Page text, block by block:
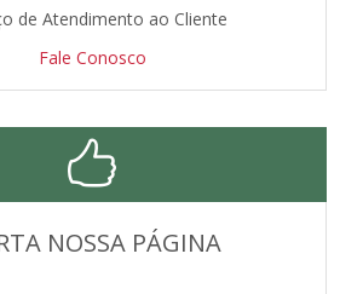
de Atendimento ao Cliente
Fale Conosco
NOSSA PÁGINA